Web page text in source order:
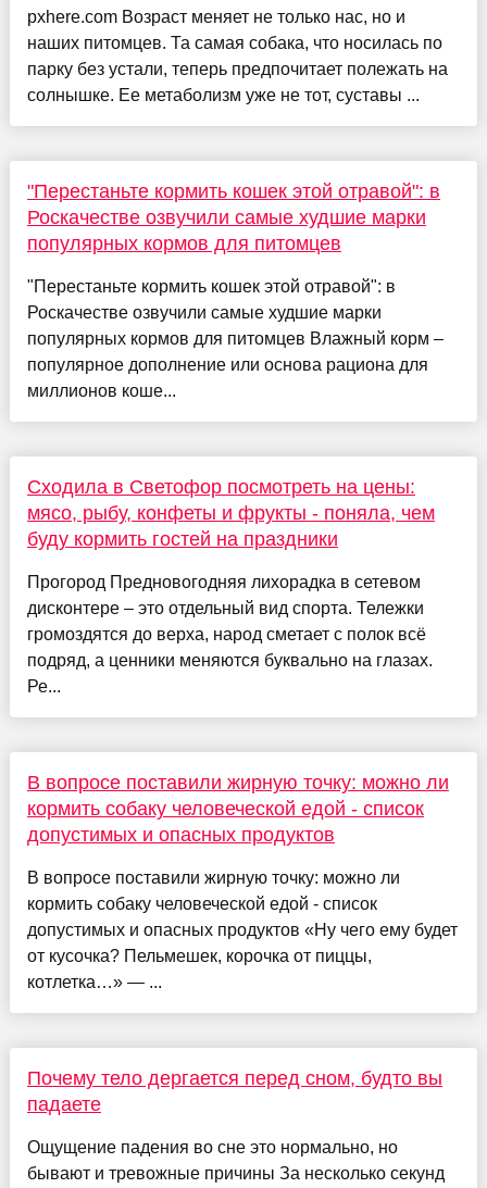
pxhere.com Возраст меняет не только нас, но и
наших питомцев. Та самая собака, что носилась по
парку без устали, теперь предпочитает полежать на
солнышке. Ее метаболизм уже не тот, суставы ...
"Перестаньте кормить кошек этой отравой": в
Роскачестве озвучили самые худшие марки
популярных кормов для питомцев
"Перестаньте кормить кошек этой отравой": в
Роскачестве озвучили самые худшие марки
популярных кормов для питомцев Влажный корм –
популярное дополнение или основа рациона для
миллионов коше...
Сходила в Светофор посмотреть на цены:
мясо, рыбу, конфеты и фрукты - поняла, чем
буду кормить гостей на праздники
Прогород Предновогодняя лихорадка в сетевом
дисконтере – это отдельный вид спорта. Тележки
громоздятся до верха, народ сметает с полок всё
подряд, а ценники меняются буквально на глазах.
Ре...
В вопросе поставили жирную точку: можно ли
кормить собаку человеческой едой - список
допустимых и опасных продуктов
В вопросе поставили жирную точку: можно ли
кормить собаку человеческой едой - список
допустимых и опасных продуктов «Ну чего ему будет
от кусочка? Пельмешек, корочка от пиццы,
котлетка…» — ...
Почему тело дергается перед сном, будто вы
падаете
Ощущение падения во сне это нормально, но
бывают и тревожные причины За несколько секунд